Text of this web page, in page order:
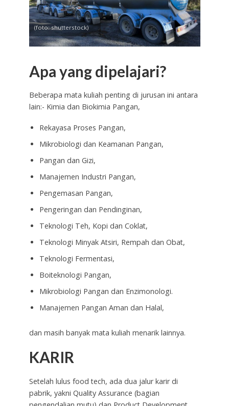
(foto: shutterstock)
Apa yang dipelajari?
Beberapa mata kuliah penting di jurusan ini antara
lain:- Kimia dan Biokimia Pangan,
Rekayasa Proses Pangan,
Mikrobiologi dan Keamanan Pangan,
Pangan dan Gizi,
Manajemen Industri Pangan,
Pengemasan Pangan,
Pengeringan dan Pendinginan,
Teknologi Teh, Kopi dan Coklat,
Teknologi Minyak Atsiri, Rempah dan Obat,
Teknologi Fermentasi,
Boiteknologi Pangan,
Mikrobiologi Pangan dan Enzimonologi.
Manajemen Pangan Aman dan Halal,
dan masih banyak mata kuliah menarik lainnya.
KARIR
Setelah lulus food tech, ada dua jalur karir di
pabrik, yakni Quality Assurance (bagian